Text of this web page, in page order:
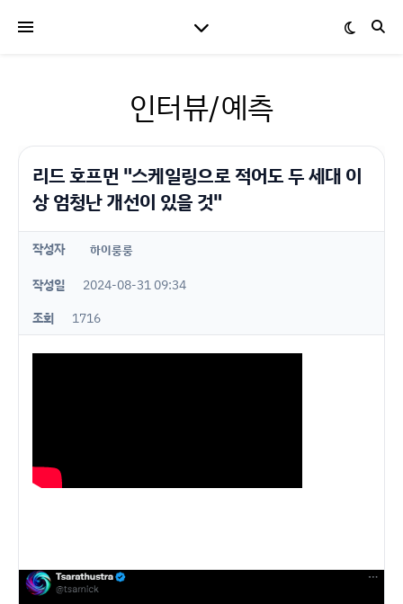
인터뷰/예측
리드 호프먼 "스케일링으로 적어도 두 세대 이
상 엄청난 개선이 있을 것"
작성자 하이룽룽
작성일
2024-08-31 09:34
조회
1716